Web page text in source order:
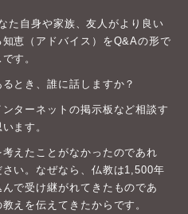
た自身や家族、友人がより良い
恵（アドバイス）をQ&Aの形で
す。
とき、誰に話しますか？
ターネットの掲示板など相談す
ます。
えたことがなかったのであれ
い。なぜなら、仏教は1,500年
で受け継がれてきたものであ
えを伝えてきたからです。